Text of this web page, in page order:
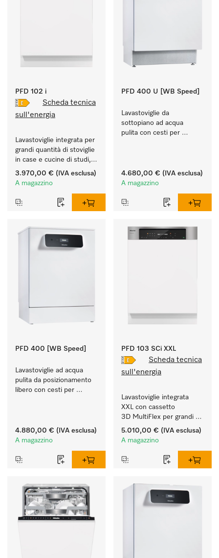
PFD 102 i
Scheda tecnica
sull'energia
Lavastoviglie integrata per
grandi quantità di stoviglie
in case e cucine di studi,
circoli, uffici.
3.970,00 € (IVA esclusa)
A magazzino
PFD 400 U [WB Speed]
Lavastoviglie da
sottopiano ad acqua
pulita con cesti per
4.680,00 € (IVA esclusa)
A magazzino
PFD 400 [WB Speed]
Lavastoviglie ad acqua
pulita da posizionamento
libero con cesti per
4.880,00 € (IVA esclusa)
A magazzino
PFD 103 SCi XXL
Scheda tecnica
sull'energia
Lavastoviglie integrata
XXL con cassetto
3D MultiFlex per grandi
quantità di stoviglie in
case e cucine di studi,
5.010,00 € (IVA esclusa)
A magazzino